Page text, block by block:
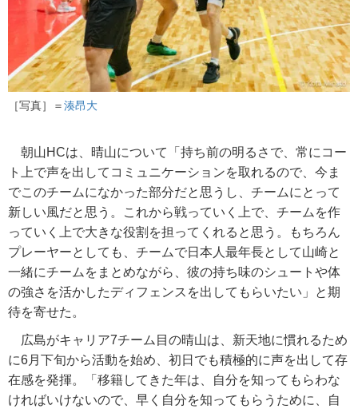
［写真］＝ 湊昂大
朝山HCは、晴山について「持ち前の明るさで、常にコー
ト上で声を出してコミュニケーションを取れるので、今ま
でこのチームになかった部分だと思うし、チームにとって
新しい風だと思う。これから戦っていく上で、チームを作
っていく上で大きな役割を担ってくれると思う。もちろん
プレーヤーとしても、チームで日本人最年長として山崎と
一緒にチームをまとめながら、彼の持ち味のシュートや体
の強さを活かしたディフェンスを出してもらいたい」と期
待を寄せた。
広島がキャリア7チーム目の晴山は、新天地に慣れるため
に6月下旬から活動を始め、初日でも積極的に声を出して存
在感を発揮。「移籍してきた年は、自分を知ってもらわな
ければいけないので、早く自分を知ってもらうために、自